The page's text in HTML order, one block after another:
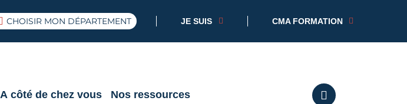
CHOISIR MON DÉPARTEMENT JE SUIS CMA FORMATION
RECHERCHER
A côté de chez vous Nos ressources